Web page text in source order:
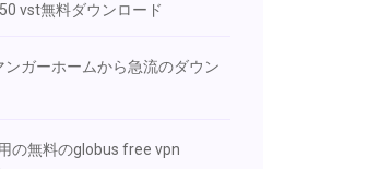
vst無料ダウンロード
ンガーホームから急流のダウン
の無料のglobus free vpn